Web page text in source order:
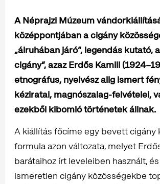
A Néprajzi Múzeum
középpontjában a cigány
„álruhában járó”, legendás kutató,
cigány”, azaz Erdős Kamill
etnográfus, nyelvész alig ismert
kéziratai, magnószalag-felvételei,
ezekből kibomló történetek állnak.
A kiállítás főcíme egy bevett cigány
formula azon változata, melyet
barátaihoz írt leveleiben használt,
ismeretlen cigány közösségekbe